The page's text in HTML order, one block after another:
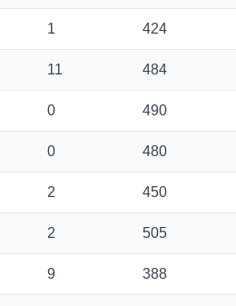
1 424
11 484
0 490
0 480
2 450
2 505
9 388